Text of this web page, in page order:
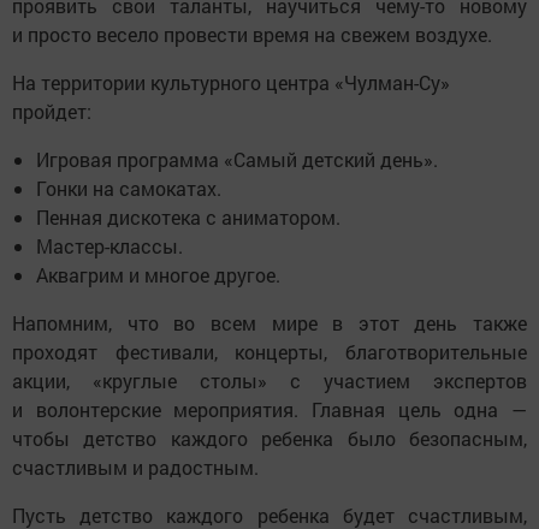
проявить свои таланты, научиться чему-то новому
и просто весело провести время на свежем воздухе.
На территории культурного центра «Чулман-Су»
пройдет:
Игровая программа «Самый детский день».
Гонки на самокатах.
Пенная дискотека с аниматором.
Мастер-классы.
Аквагрим и многое другое.
Напомним, что во всем мире в этот день также
проходят фестивали, концерты, благотворительные
акции, «круглые столы» с участием экспертов
и волонтерские мероприятия. Главная цель одна —
чтобы детство каждого ребенка было безопасным,
счастливым и радостным.
Пусть детство каждого ребенка будет счастливым,